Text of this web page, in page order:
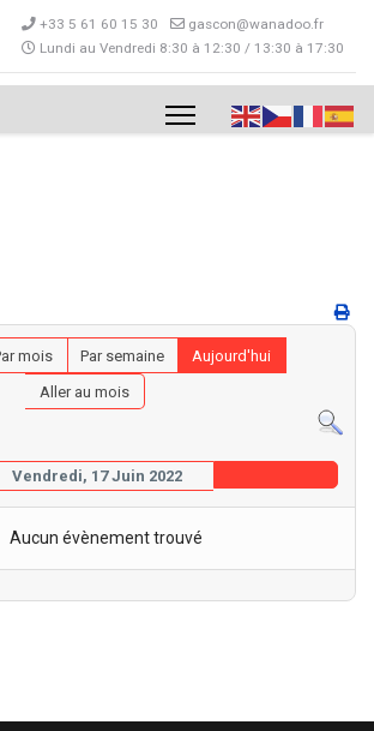
+33 5 61 60 15 30
gascon@wanadoo.fr
Lundi au Vendredi 8:30 à 12:30 / 13:30 à 17:30
mois Par semaine
Aujourd'hui
Aller au mois
Vendredi, 17 Juin 2022
Aucun évènement trouvé